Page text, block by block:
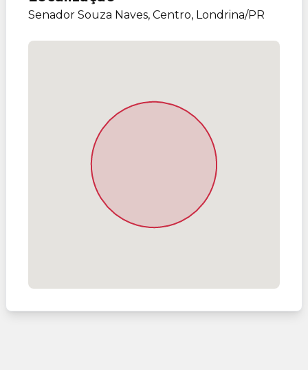
Senador Souza Naves, Centro, Londrina/PR